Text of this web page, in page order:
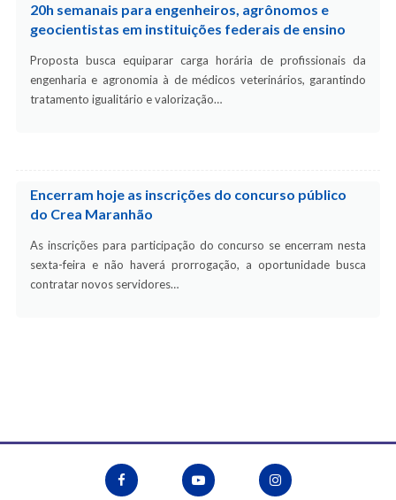
20h semanais para engenheiros, agrônomos e
geocientistas em instituições federais de ensino
Proposta busca equiparar carga horária de profissionais da
engenharia e agronomia à de médicos veterinários, garantindo
tratamento igualitário e valorização…
Encerram hoje as inscrições do concurso público
do Crea Maranhão
As inscrições para participação do concurso se encerram nesta
sexta-feira e não haverá prorrogação, a oportunidade busca
contratar novos servidores…